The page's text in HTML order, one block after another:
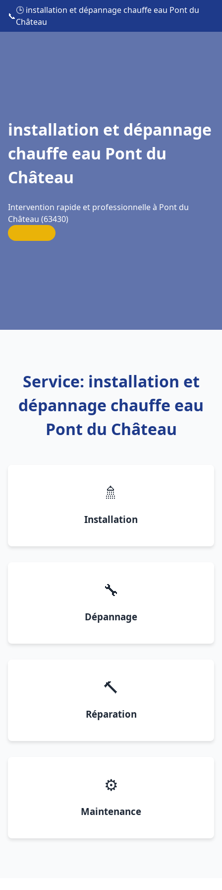
📞
🕒 installation et dépannage chauffe eau Pont du
Château
installation et dépannage
chauffe eau Pont du
Château
Intervention rapide et professionnelle à Pont du
Château (63430)
Service: installation et
dépannage chauffe eau
Pont du Château
🚿
Installation
🔧
Dépannage
🔨
Réparation
⚙️
Maintenance